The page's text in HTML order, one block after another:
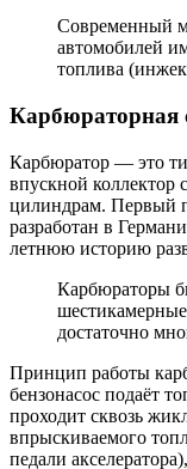
Современный
автомобилей
топлива
Карбюраторная
Карбюратор — это
впускной коллектор
цилиндрам. Первый
разработан в
летнюю историю
Карбюраторы
достаточно
Принцип работы
бензонасос подаёт
проходит сквозь
впрыскиваемого
педали